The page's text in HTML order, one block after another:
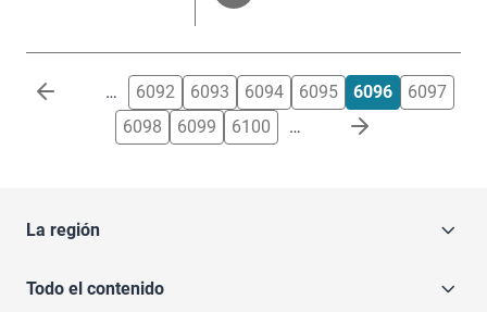
Paginación … 6092 6093 6094 6095 6096
6097
6098
6099 6100 …
La región
Todo el contenido